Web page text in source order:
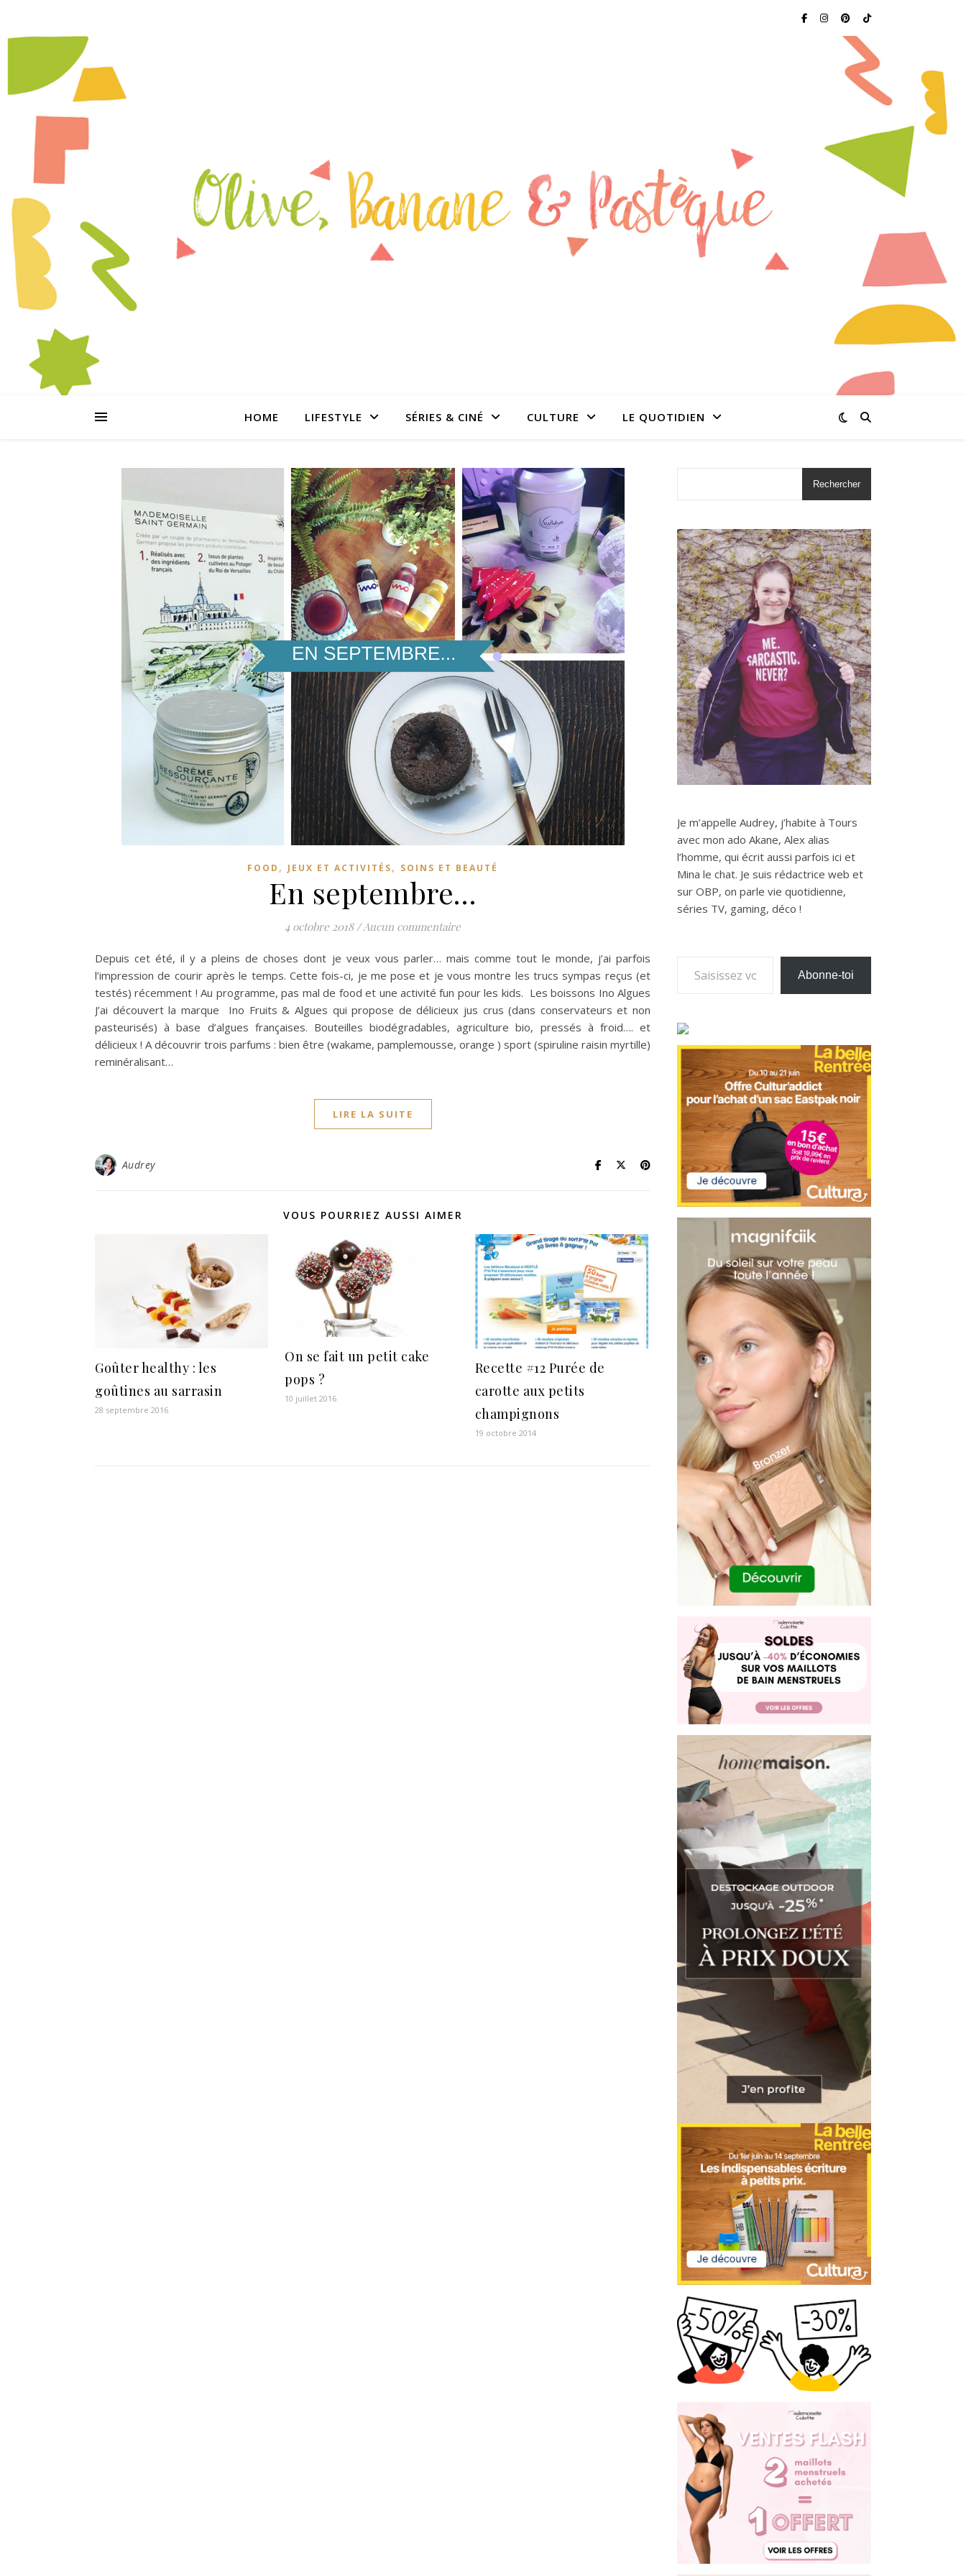
HOME LIFESTYLE SÉRIES & CINÉ CULTURE LE QUOTIDIEN
FOOD , JEUX ET ACTIVITÉS, SOINS ET BEAUTÉ
En septembre…
4 octobre 2018 /Aucun commentaire
Depuis cet été, il y a pleins de choses dont je veux vous parler… mais comme tout le monde, j’ai parfois
l’impression de courir après le temps. Cette fois-ci, je me pose et je vous montre les trucs sympas reçus (et
testés) récemment ! Au programme, pas mal de food et une activité fun pour les kids. Les boissons Ino Algues
J’ai découvert la marque Ino Fruits & Algues qui propose de délicieux jus crus (dans conservateurs et non
pasteurisés) à base d’algues françaises. Bouteilles biodégradables, agriculture bio, pressés à froid…. et
délicieux ! A découvrir trois parfums : bien être (wakame, pamplemousse, orange ) sport (spiruline raisin myrtille)
reminéralisant…
LIRE LA SUITE
Audrey
VOUS POURRIEZ AUSSI AIMER
Goûter healthy : les
goûtines au sarrasin
28 septembre 2016
On se fait un petit cake
pops ?
10 juillet 2016
Recette #12 Purée de
carotte aux petits
champignons
19 octobre 2014
Rechercher
Je m’appelle Audrey, j’habite à Tours
avec mon ado Akane, Alex alias
l’homme, qui écrit aussi parfois ici et
Mina le chat. Je suis rédactrice web et
sur OBP, on parle vie quotidienne,
séries TV, gaming, déco !
Saisissez votre adresse e-mail…
Abonne-toi